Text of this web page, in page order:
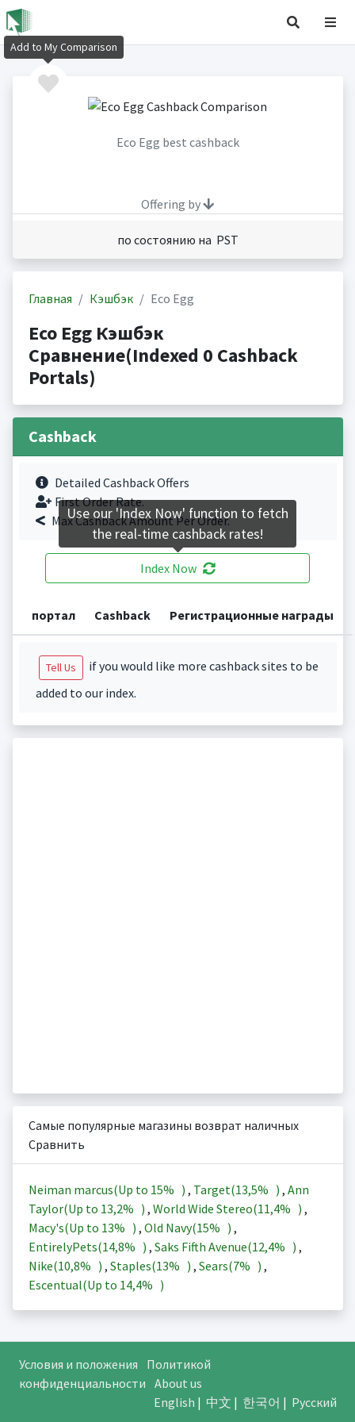
Eco Egg best cashback
Offering by
по состоянию на PST
Главная Кэшбэк Eco Egg
Eco Egg Кэшбэк
Сравнение(Indexed 0 Cashback
Portals)
Cashback
Detailed Cashback Offers
First Order Rate.
Max Cashback Amount Per Order.
Index Now
портал Cashback Регистрационные награды
Tell Us
if you would like more cashback sites to be
added to our index.
Самые популярные магазины возврат наличных
Сравнить
Neiman marcus(Up to 15% ) , Target(13,5% ) , Ann
Taylor(Up to 13,2% ) , World Wide Stereo(11,4% ) ,
Macy's(Up to 13% ) , Old Navy(15% ) ,
EntirelyPets(14,8% ) , Saks Fifth Avenue(12,4% ) ,
Nike(10,8% ) , Staples(13% ) , Sears(7% ) ,
Escentual(Up to 14,4% )
Условия и положения
Политикой
конфиденциальности About us
English | 中文 | 한국어 | Русский
Add to My Comparison
Use our 'Index Now' function to fetch
the real-time cashback rates!